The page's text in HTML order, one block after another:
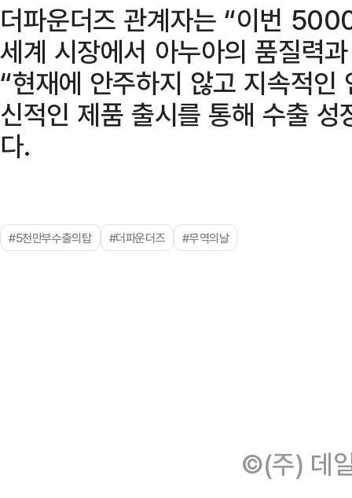
더파운더즈 관계자는 “이번
세계 시장에서 아누아의 품질력
“현재에 안주하지 않고 지속적
신적인 제품 출시를 통해 수출
다.
#5천만부수출의탑 #더파운더즈 #무역의날
©(주) 데